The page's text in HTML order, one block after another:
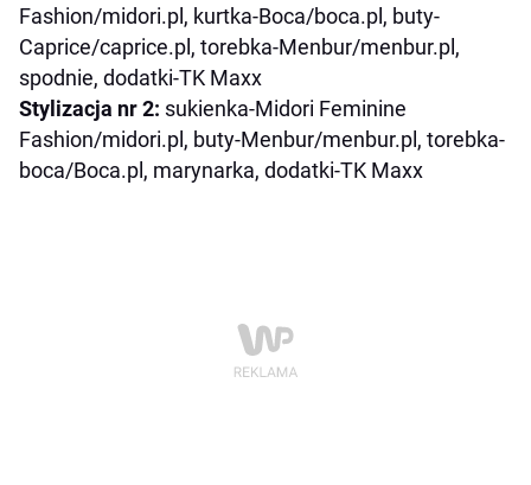
Fashion/midori.pl, kurtka-Boca/boca.pl, buty-
Caprice/caprice.pl, torebka-Menbur/menbur.pl,
spodnie, dodatki-TK Maxx
Stylizacja nr 2: sukienka-Midori Feminine
Fashion/midori.pl, buty-Menbur/menbur.pl, torebka-
boca/Boca.pl, marynarka, dodatki-TK Maxx